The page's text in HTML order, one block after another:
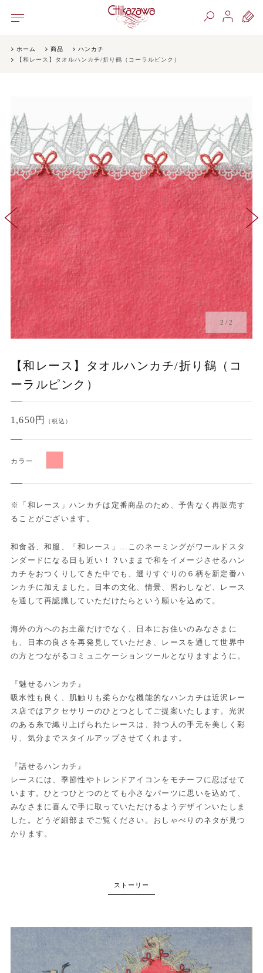
ホーム 商品
ハンカチ
【和レース】タオルハンカチ/折り鶴（コーラルピンク）
2 / 2
【和レース】タオルハンカチ/折り鶴（コ
ーラルピンク）
1,650円 （税込）
カラー
※「和レース」ハンカチは定番商品のため、予告なく再販売す
ることがございます。
和食器、和服、「和レース」…このネーミングがワールドスタ
ンダードになる日も近い！？いままで和をイメージさせるハン
カチをおつくりしてきた中でも、選りすぐりの６柄を新定番ハ
ンカチに加えました。日本の文化、情景、習わしなど、レース
を通して再認識していただけたらという願いを込めて。
海外の方へのお土産だけでなく、日本にお住いのみなさまに
も、日本の良さを再発見していただき、レースを通して世界中
の方とつながるコミュニケーションツールとなりますように。
『魅せるハンカチ』
吸水性も良く、肌触りも柔らかな機能的なハンカチは近沢レー
ス店ではアクセサリーのひとつとしてご提案いたします。光沢
のある糸で織り上げられたレースは、持つ人の手元を美しく彩
り、気分までスタイルアップさせてくれます。
『話せるハンカチ』
レースには、季節性やトレンドアイコンをモチーフに忍ばせて
います。ひとつひとつのとても小さなパーツに思いを込めて、
みなさまに喜んで手に取っていただけるようデザインいたしま
した。どうぞ細部までご覧ください。おしゃべりのネタが見つ
かります。
ストーリー